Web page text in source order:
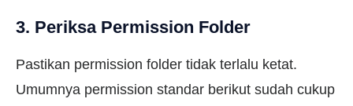
3. Periksa Permission Folder
Pastikan permission folder tidak terlalu ketat.
Umumnya permission standar berikut sudah cukup